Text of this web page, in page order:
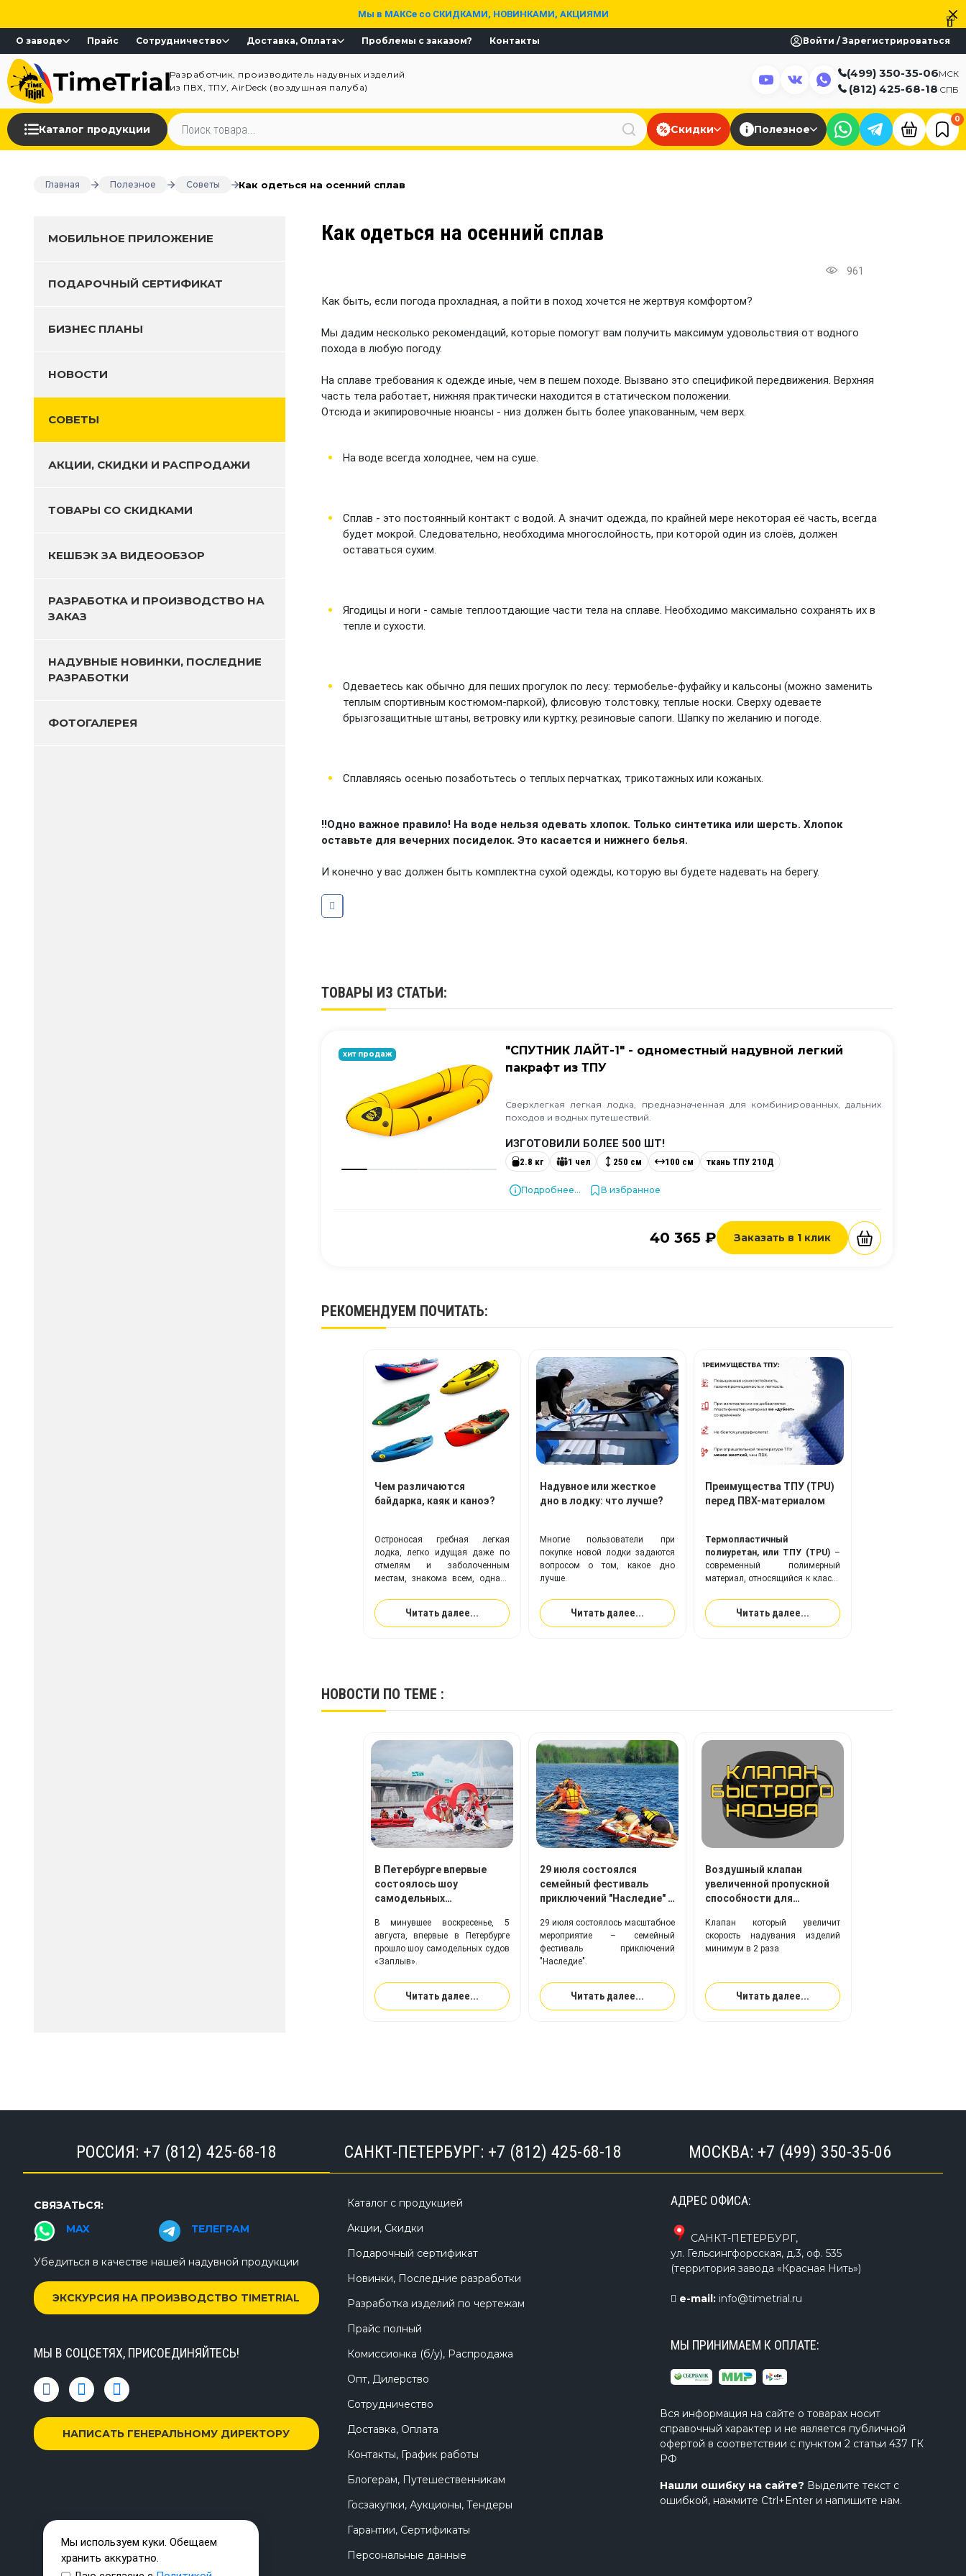
Мы в МАКСе со СКИДКАМИ, НОВИНКАМИ, АКЦИЯМИ
О заводе Прайс Сотрудничество Доставка, Оплата Проблемы с заказом? Контакты Войти / Зарегистрироваться
Разработчик, производитель надувных изделий
из ПВХ, ТПУ, AirDeck (воздушная палуба)
(499) 350-35-06МСК
(812) 425-68-18 СПБ
Каталог продукции Скидки Полезное
0
Главная Полезное Советы Как одеться на осенний сплав
МОБИЛЬНОЕ ПРИЛОЖЕНИЕ
ПОДАРОЧНЫЙ СЕРТИФИКАТ
БИЗНЕС ПЛАНЫ
НОВОСТИ
СОВЕТЫ
АКЦИИ, СКИДКИ И РАСПРОДАЖИ
ТОВАРЫ СО СКИДКАМИ
КЕШБЭК ЗА ВИДЕООБЗОР
РАЗРАБОТКА И ПРОИЗВОДСТВО НА
ЗАКАЗ
НАДУВНЫЕ НОВИНКИ, ПОСЛЕДНИЕ
РАЗРАБОТКИ
ФОТОГАЛЕРЕЯ
Как одеться на осенний сплав
961
Как быть, если погода прохладная, а пойти в поход хочется не жертвуя комфортом?
Мы дадим несколько рекомендаций, которые помогут вам получить максимум удовольствия от водного
похода в любую погоду.
На сплаве требования к одежде иные, чем в пешем походе. Вызвано это спецификой передвижения. Верхняя
часть тела работает, нижняя практически находится в статическом положении.
Отсюда и экипировочные нюансы - низ должен быть более упакованным, чем верх.
На воде всегда холоднее, чем на суше.
Сплав - это постоянный контакт с водой. А значит одежда, по крайней мере некоторая её часть, всегда
будет мокрой. Следовательно, необходима многослойность, при которой один из слоёв, должен
оставаться сухим.
Ягодицы и ноги - самые теплоотдающие части тела на сплаве. Необходимо максимально сохранять их в
тепле и сухости.
Одеваетесь как обычно для пеших прогулок по лесу: термобелье-фуфайку и кальсоны (можно заменить
теплым спортивным костюмом-паркой), флисовую толстовку, теплые носки. Сверху одеваете
брызгозащитные штаны, ветровку или куртку, резиновые сапоги. Шапку по желанию и погоде.
Сплавляясь осенью позаботьтесь о теплых перчатках, трикотажных или кожаных.
‼Одно важное правило! На воде нельзя одевать хлопок. Только синтетика или шерсть. Хлопок
оставьте для вечерних посиделок. Это касается и нижнего белья.
И конечно у вас должен быть комплектна сухой одежды, которую вы будете надевать на берегу.
ТОВАРЫ ИЗ СТАТЬИ:
хит продаж
"СПУТНИК ЛАЙТ-1" - одноместный надувной легкий
пакрафт из ТПУ
Сверхлегкая легкая лодка, предназначенная для комбинированных, дальних
походов и водных путешествий.
ИЗГОТОВИЛИ БОЛЕЕ 500 ШТ!
2.8 кг 1 чел 250 см 100 см ткань ТПУ 210Д
Подробнее... В избранное
40 365 ₽ Заказать в 1 клик
РЕКОМЕНДУЕМ ПОЧИТАТЬ:
Чем различаются
байдарка, каяк и каноэ?
Остроносая гребная легкая
лодка, легко идущая даже по
отмелям и заболоченным
местам, знакома всем, однако
каноэ – определить могут
немногие.Читать далее...
Надувное или жесткое
дно в лодку: что лучше?
Многие пользователи при
покупке новой лодки задаются
вопросом о том, какое дно
лучше.
Читать далее...
Преимущества ТПУ (TPU)
перед ПВХ-материалом
Термопластичный
полиуретан, или ТПУ (TPU)–
современный полимерный
материал, относящийся к классу
повышенной эластичностью (в
два раза эластичнее резины).
Ткань с покрытием изТПУ
Читать далее...
НОВОСТИ ПО ТЕМЕ :
В Петербурге впервые
состоялось шоу
самодельных
конструкций «Заплыв»
В минувшее воскресенье, 5
августа, впервые в Петербурге
прошло шоу самодельных судов
«Заплыв».
Читать далее...
29 июля состоялся
семейный фестиваль
приключений "Наследие" с
29 июля состоялось масштабное
мероприятие – семейный
фестиваль приключений
"Наследие".
Читать далее...
Воздушный клапан
увеличенной пропускной
способности для
260 H.V.: где
используется, почему
важен, преимущества
Клапан который увеличит
скорость надувания изделий
минимум в 2 раза
Читать далее...
РОССИЯ: +7 (812) 425-68-18 САНКТ-ПЕТЕРБУРГ: +7 (812) 425-68-18 МОСКВА: +7 (499) 350-35-06
СВЯЗАТЬСЯ:
MAX
ТЕЛЕГРАМ
Убедиться в качестве нашей надувной продукции
ЭКСКУРСИЯ НА ПРОИЗВОДСТВО TIMETRIAL
МЫ В СОЦСЕТЯХ, ПРИСОЕДИНЯЙТЕСЬ!
НАПИСАТЬ ГЕНЕРАЛЬНОМУ ДИРЕКТОРУ
Каталог с продукцией
Акции, Скидки
Подарочный сертификат
Новинки, Последние разработки
Разработка изделий по чертежам
Прайс полный
Комиссионка (б/у), Распродажа
Опт, Дилерство
Сотрудничество
Доставка, Оплата
Контакты, График работы
Блогерам, Путешественникам
Госзакупки, Аукционы, Тендеры
Гарантии, Сертификаты
Персональные данные
АДРЕС ОФИСА:
САНКТ-ПЕТЕРБУРГ,
ул. Гельсингфорсская, д.3, оф. 535
(территория завода «Красная Нить»)
e-mail: info@timetrial.ru
МЫ ПРИНИМАЕМ К ОПЛАТЕ:
Вся информация на сайте о товарах носит
справочный характер и не является публичной
офертой в соответствии с пунктом 2 статьи 437 ГК
РФ
Нашли ошибку на сайте? Выделите текст с
ошибкой, нажмите Ctrl+Enter и напишите нам.
Мы используем куки. Обещаем
хранить аккуратно.